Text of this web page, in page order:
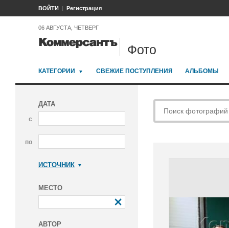
ВОЙТИ Регистрация
06 АВГУСТА, ЧЕТВЕРГ
Фото
КАТЕГОРИИ СВЕЖИЕ ПОСТУПЛЕНИЯ АЛЬБОМЫ
ДАТА
с
по
ИСТОЧНИК
МЕСТО
АВТОР